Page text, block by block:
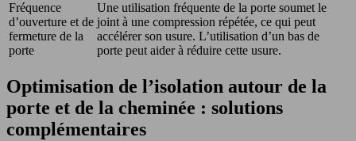
Fréquence
d’ouverture et de
fermeture de la
porte
Une utilisation fréquente de la porte soumet le
joint à une compression répétée, ce qui peut
accélérer son usure. L’utilisation d’un bas de
porte peut aider à réduire cette usure.
Optimisation de l’isolation autour de la
porte et de la cheminée : solutions
complémentaires